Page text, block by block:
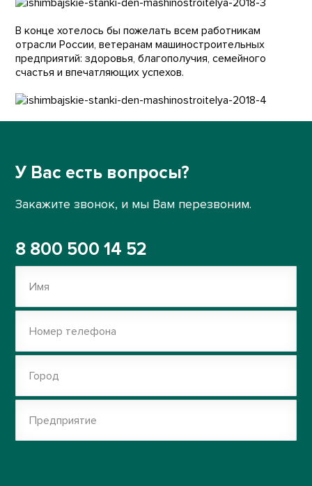
В конце хотелось бы пожелать всем работникам
отрасли России, ветеранам машиностроительных
предприятий: здоровья, благополучия, семейного
счастья и впечатляющих успехов.
У Вас есть вопросы?
Закажите звонок, и мы Вам перезвоним.
8 800 500 14 52
Имя
Номер телефона
Город
Предприятие